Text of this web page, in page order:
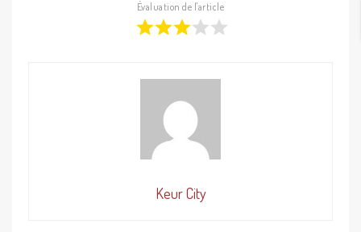
Évaluation de l'article
Keur City